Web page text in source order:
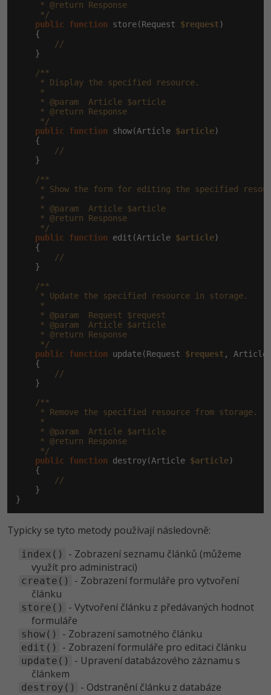
     * @return Response
     */
public
function store(Request $request)
    {
//
    }
/**
     * Display the specified resource.
     *
     * @param  Article $article
     * @return Response
     */
public
function show(Article $article)
    {
//
    }
/**
* Show the form for editing the specified
     *
     * @param  Article $article
     * @return Response
     */
public
function edit(Article $article)
    {
//
    }
/**
     * Update the specified resource in storage.
     *
     * @param  Request $request
     * @param  Article $article
     * @return Response
     */
public
function update(Request $request ,
    {
//
    }
/**
     * Remove the specified resource from storage.
     *
     * @param  Article $article
     * @return Response
     */
public
function destroy(Article $article)
    {
//
    }
}
Typicky se tyto metody používají následovně:
index()
- Zobrazení seznamu článků (můžeme
využít pro administraci)
create()
- Zobrazení formuláře pro vytvoření
článku
store()
- Vytvoření článku z předávaných hodnot
formuláře
show() - Zobrazení samotného článku
edit() - Zobrazení formuláře pro editaci článku
update()
- Upravení databázového záznamu s
článkem
destroy()
- Odstranění článku z databáze